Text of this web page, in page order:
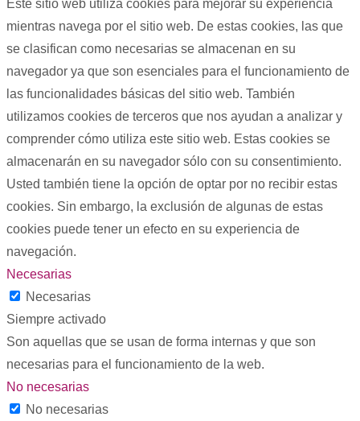
Este sitio web utiliza cookies para mejorar su experiencia
mientras navega por el sitio web. De estas cookies, las que
se clasifican como necesarias se almacenan en su
navegador ya que son esenciales para el funcionamiento de
las funcionalidades básicas del sitio web. También
utilizamos cookies de terceros que nos ayudan a analizar y
comprender cómo utiliza este sitio web. Estas cookies se
almacenarán en su navegador sólo con su consentimiento.
Usted también tiene la opción de optar por no recibir estas
cookies. Sin embargo, la exclusión de algunas de estas
cookies puede tener un efecto en su experiencia de
navegación.
Necesarias
Necesarias
Siempre activado
Son aquellas que se usan de forma internas y que son
necesarias para el funcionamiento de la web.
No necesarias
No necesarias